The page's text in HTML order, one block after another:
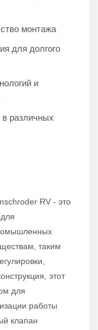
монтажа
для долгого
и
различных
RV - это
таким
этот
для
работы
клапан